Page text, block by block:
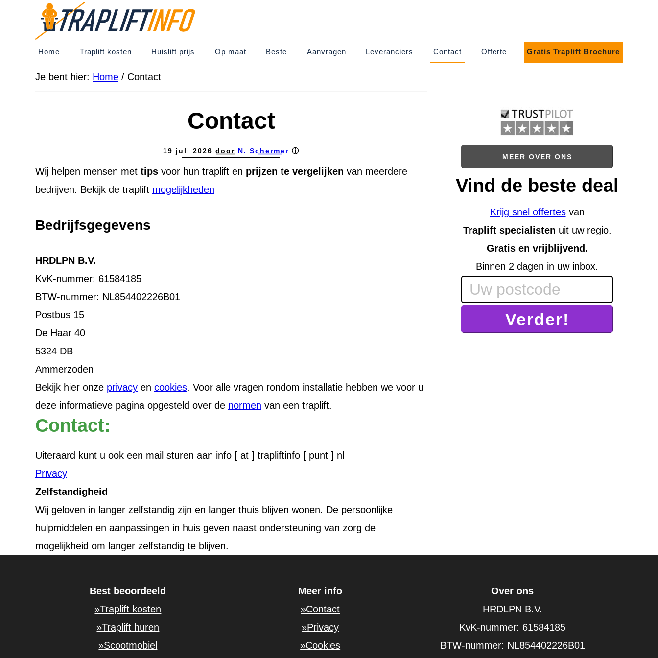
Home Traplift kosten Huislift prijs Op maat Beste Aanvragen Leveranciers Contact Offerte Gratis Traplift Brochure
Je bent hier: Home / Contact
Contact
19 juli 2026 door N. Schermer ⓘ
Wij helpen mensen met tips voor hun traplift en prijzen te vergelijken van meerdere
bedrijven. Bekijk de traplift mogelijkheden
Bedrijfsgegevens
HRDLPN B.V.
KvK-nummer: 61584185
BTW-nummer: NL854402226B01
Postbus 15
De Haar 40
5324 DB
Ammerzoden
Bekijk hier onze privacy en cookies. Voor alle vragen rondom installatie hebben we voor u
deze informatieve pagina opgesteld over de normen van een traplift.
Contact:
Uiteraard kunt u ook een mail sturen aan info [ at ] trapliftinfo [ punt ] nl
Privacy
Zelfstandigheid
Wij geloven in langer zelfstandig zijn en langer thuis blijven wonen. De persoonlijke
hulpmiddelen en aanpassingen in huis geven naast ondersteuning van zorg de
mogelijkheid om langer zelfstandig te blijven.
MEER OVER ONS
Vind de beste deal
Krijg snel offertesvan
Traplift specialisten uit uw regio.
Gratis en vrijblijvend.
Binnen 2 dagen in uw inbox.
Best beoordeeld
»Traplift kosten
»Traplift huren
»Scootmobiel
Meer info
»Contact
»Privacy
»Cookies
Over ons
HRDLPN B.V.
KvK-nummer: 61584185
BTW-nummer: NL854402226B01